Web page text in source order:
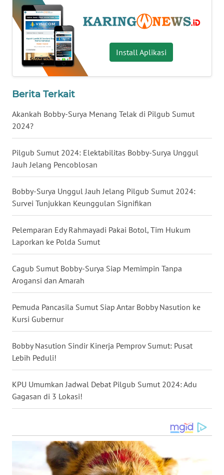
Install Aplikasi
Berita Terkait
Akankah Bobby-Surya Menang Telak di Pilgub Sumut
2024?
Pilgub Sumut 2024: Elektabilitas Bobby-Surya Unggul
Jauh Jelang Pencoblosan
Bobby-Surya Unggul Jauh Jelang Pilgub Sumut 2024:
Survei Tunjukkan Keunggulan Signifikan
Pelemparan Edy Rahmayadi Pakai Botol, Tim Hukum
Laporkan ke Polda Sumut
Cagub Sumut Bobby-Surya Siap Memimpin Tanpa
Arogansi dan Amarah
Pemuda Pancasila Sumut Siap Antar Bobby Nasution ke
Kursi Gubernur
Bobby Nasution Sindir Kinerja Pemprov Sumut: Pusat
Lebih Peduli!
KPU Umumkan Jadwal Debat Pilgub Sumut 2024: Adu
Gagasan di 3 Lokasi!
KALTENG
WN
KALTARA
WN
KALSEL
KALTIM
SULSEL
GORONTALO
WN
SULUT
WN
MALUKU
WN
MALUT
WN
TOBA
LANGKAT